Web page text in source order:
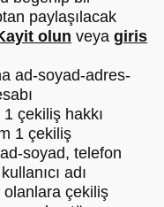
paylaşılacak
olun veya giris
ad-soyad-adres-
çekiliş hakkı
1 çekiliş
ad-soyad, telefon
adı
çekiliş